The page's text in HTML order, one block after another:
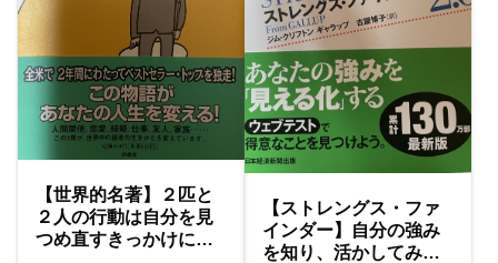
【世界的名著】２匹と
２人の行動は自分を見
つめ直すきっかけにな
【ストレングス・ファ
インダー】自分の強み
を知り、活かしてみよ